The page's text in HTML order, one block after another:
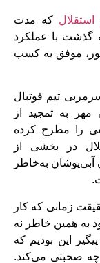
استقلال که مدت
گذشت با عملکرد
موفق به کسب
تیم فوتبال
مهر به تمجید از
را مطرح کرده
در بخشی از
آبی‌پوشان به‌خاطر
زمانی که کار
به همین خاطر نه
این بودیم که
چه صحبتی می‌کند.